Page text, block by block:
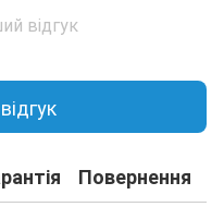
відгук
Повернення